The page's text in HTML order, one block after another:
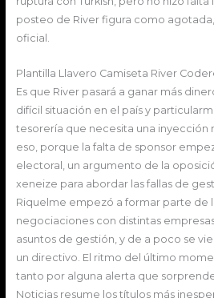
posteo de River figura como
oficial.
Plantilla Llavero Camiseta River
Es que River pasará a ganar más
difícil situación en el país y
tesorería que necesita una inyección
eso, porque la falta de sponsor
electoral, un argumento de la
xeneize para abordar las fallas de
Riquelme empezó a formar parte de
negociaciones con distintas
asuntos de gestión, y de a poco se
un directivo. El ritmo del último
tanto por alguna alerta que
Noticias resume los títulos más